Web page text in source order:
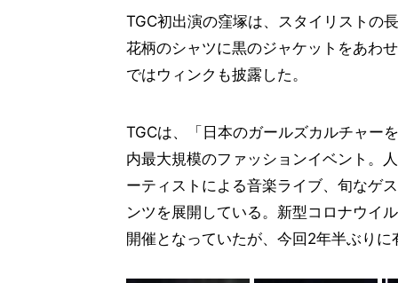
TGC初出演の窪塚は、スタイリストの
花柄のシャツに黒のジャケットをあわ
ではウィンクも披露した。
TGCは、「日本のガールズカルチャー
内最大規模のファッションイベント。
ーティストによる音楽ライブ、旬なゲ
ンツを展開している。新型コロナウイ
開催となっていたが、今回2年半ぶり